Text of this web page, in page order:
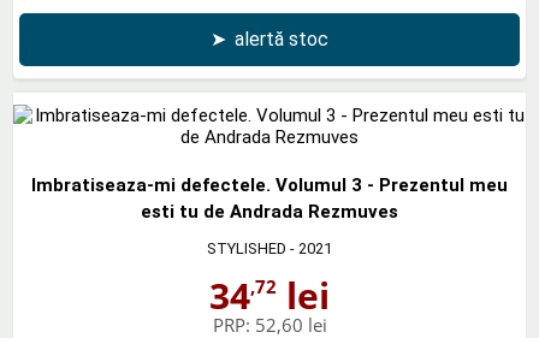
➤ alertă stoc
Imbratiseaza-mi defectele. Volumul 3 - Prezentul meu
esti tu de Andrada Rezmuves
STYLISHED - 2021
34,72 lei
PRP: 52,60 lei